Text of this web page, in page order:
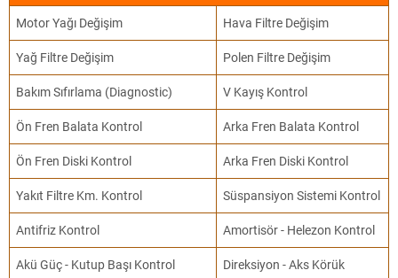
Motor Yağı Değişim Hava Filtre Değişim
Yağ Filtre Değişim Polen Filtre Değişim
Bakım Sıfırlama (Diagnostic) V Kayış Kontrol
Ön Fren Balata Kontrol Arka Fren Balata Kontrol
Ön Fren Diski Kontrol Arka Fren Diski Kontrol
Yakıt Filtre Km. Kontrol Süspansiyon Sistemi Kontrol
Antifriz Kontrol Amortisör - Helezon Kontrol
Akü Güç - Kutup Başı Kontrol
Direksiyon - Aks Körük